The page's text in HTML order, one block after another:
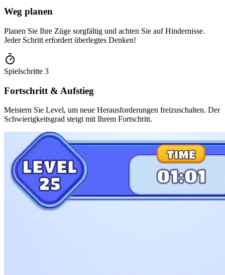
Weg planen
Planen Sie Ihre Züge sorgfältig und achten Sie auf Hindernisse.
Jeder Schritt erfordert überlegtes Denken!
Spielschritte 3
Fortschritt & Aufstieg
Meistern Sie Level, um neue Herausforderungen freizuschalten. Der
Schwierigkeitsgrad steigt mit Ihrem Fortschritt.